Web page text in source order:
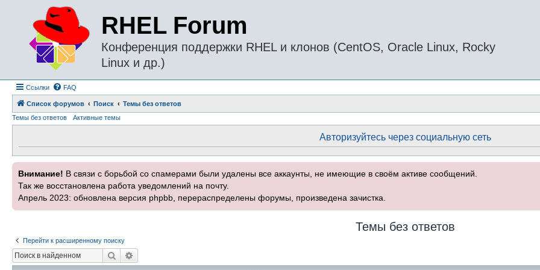
RHEL Forum
Конференция поддержки RHEL и клонов (CentOS, Oracle Linux, Rocky
Linux и др.)
Ссылки FAQ
Список форумов Поиск
Темы без ответов
Темы без ответов
Активные темы
Авторизуйтесь через социальную сеть
Внимание! В связи с борьбой со спамерами были удалены все аккаунты, не имеющие в своём активе сообщений.
Так же восстановлена работа уведомлений на почту.
Апрель 2023: обновлена версия phpbb, перераспределены форумы, произведена зачистка.
Темы без ответов
Перейти к расширенному поиску
Поиск